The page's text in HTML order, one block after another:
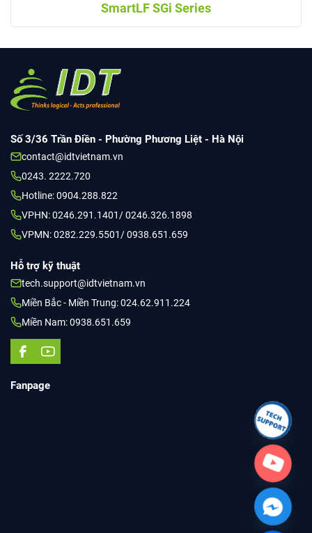
SmartLF SGi Series
Số 3/36 Trần Điền - Phường Phương Liệt - Hà Nội
contact@idtvietnam.vn
0243. 2222.720
Hotline: 0904.288.822
VPHN: 0246.291.1401/ 0246.326.1898
VPMN: 0282.229.5501/ 0938.651.659
Hỗ trợ kỹ thuật
tech.support@idtvietnam.vn
Miền Bắc - Miền Trung: 024.62.911.224
Miền Nam: 0938.651.659
Fanpage